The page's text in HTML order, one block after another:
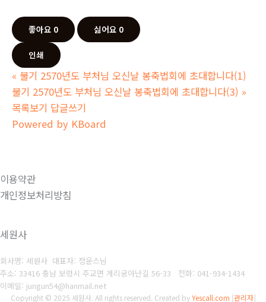
좋아요 0 싫어요 0
인쇄
« 불기 2570년도 부처님 오신날 봉축법회에 초대합니다(1)
불기 2570년도 부처님 오신날 봉축법회에 초대합니다(3) »
목록보기 답글쓰기
Powered by KBoard
이용약관
개인정보처리방침
세원사
회사명: 세원사 대표자: 정운스님
주소: 33416 충남 보령시 주교면 게리궁아난길 56-33 전화: 041-934-1434
이메일: jungun54@hanmail.net
Copyright © 2025 세원사. All rights reserved. Created byYescall.com [관리자]